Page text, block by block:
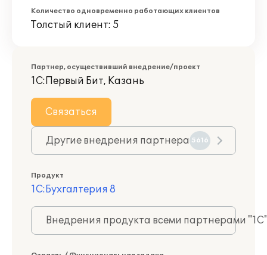
Количество одновременно работающих клиентов
Толстый клиент: 5
Партнер, осуществивший внедрение/проект
1С:Первый Бит, Казань
Связаться
Другие внедрения партнера 5616
Продукт
1С:Бухгалтерия 8
Внедрения продукта всеми партнерами